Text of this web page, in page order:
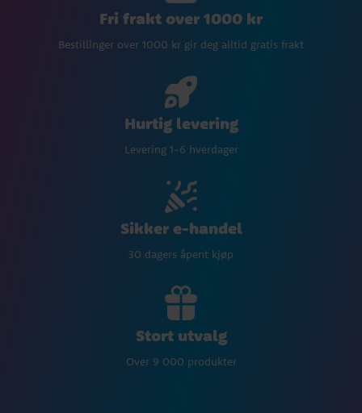
Fri frakt over 1000 kr
Bestillinger over 1000 kr gir deg alltid gratis frakt
Hurtig levering
Levering 1-6 hverdager
Sikker e-handel
30 dagers åpent kjøp
Stort utvalg
Over 9 000 produkter